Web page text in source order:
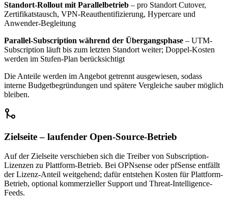
Standort-Rollout mit Parallelbetrieb – pro Standort Cutover,
Zertifikatstausch, VPN-Reauthentifizierung, Hypercare und
Anwender-Begleitung
Parallel-Subscription während der Übergangsphase – UTM-
Subscription läuft bis zum letzten Standort weiter; Doppel-Kosten
werden im Stufen-Plan berücksichtigt
Die Anteile werden im Angebot getrennt ausgewiesen, sodass
interne Budgetbegründungen und spätere Vergleiche sauber möglich
bleiben.
Zielseite – laufender Open-Source-Betrieb
Auf der Zielseite verschieben sich die Treiber von Subscription-
Lizenzen zu Plattform-Betrieb. Bei OPNsense oder pfSense entfällt
der Lizenz-Anteil weitgehend; dafür entstehen Kosten für Plattform-
Betrieb, optional kommerzieller Support und Threat-Intelligence-
Feeds.